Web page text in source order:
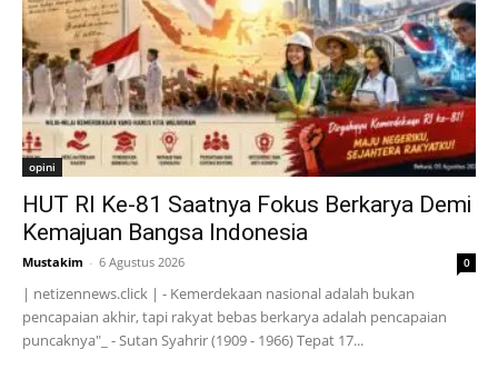
opini
HUT RI Ke-81 Saatnya Fokus Berkarya Demi
Kemajuan Bangsa Indonesia
Mustakim - 6 Agustus 2026 0
| netizennews.click | - Kemerdekaan nasional adalah bukan
pencapaian akhir, tapi rakyat bebas berkarya adalah pencapaian
puncaknya"_ - Sutan Syahrir (1909 - 1966) Tepat 17...